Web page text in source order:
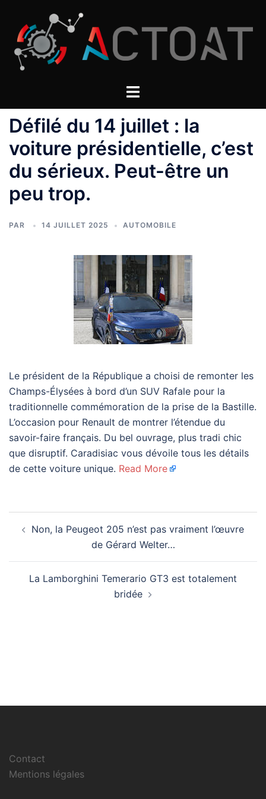
contenu
Défilé du 14 juillet : la
voiture présidentielle, c’est
du sérieux. Peut-être un
peu trop.
PAR 14 JUILLET 2025 AUTOMOBILE
Le président de la République a choisi de remonter les
Champs-Élysées à bord d’un SUV Rafale pour la
traditionnelle commémoration de la prise de la Bastille.
L’occasion pour Renault de montrer l’étendue du
savoir-faire français. Du bel ouvrage, plus tradi chic
que disruptif. Caradisiac vous dévoile tous les détails
de cette voiture unique. Read More
d’article
Non, la Peugeot 205 n’est pas vraiment l’œuvre
de Gérard Welter…
La Lamborghini Temerario GT3 est totalement
bridée
Contact
Mentions légales